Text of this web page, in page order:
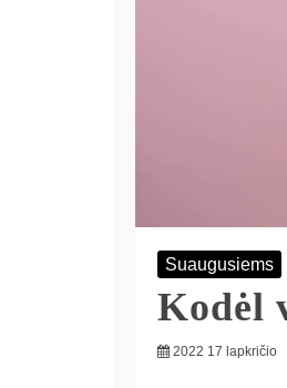
Suaugusiems
Kodėl
2022 17 lapkričio